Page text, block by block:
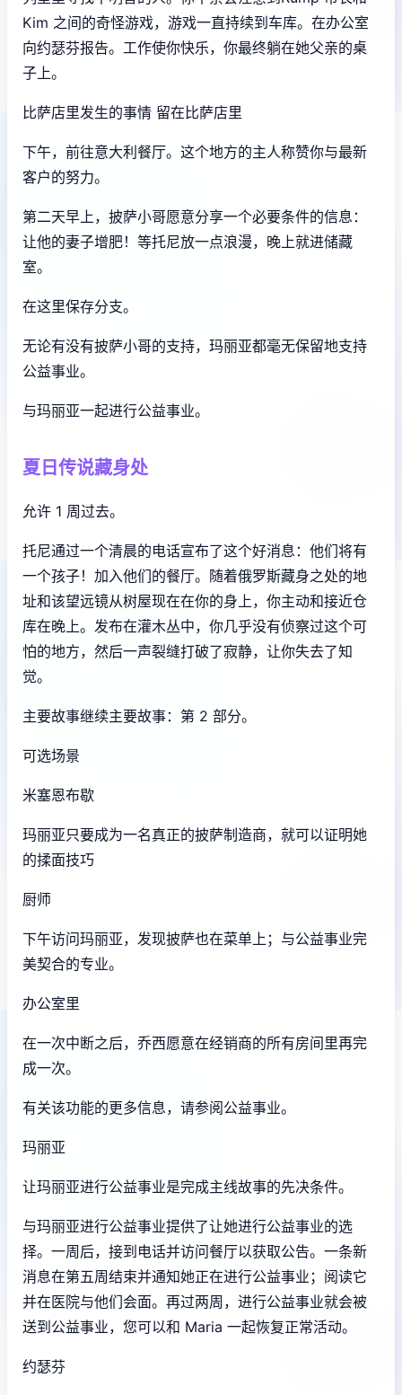
Kim 之间的奇怪游戏，游戏一直持续到车库。在办公室
向约瑟芬报告。工作使你快乐，你最终躺在她父亲的桌
子上。
比萨店里发生的事情 留在比萨店里
下午，前往意大利餐厅。这个地方的主人称赞你与最新
客户的努力。
第二天早上，披萨小哥愿意分享一个必要条件的信息：
让他的妻子增肥！等托尼放一点浪漫，晚上就进储藏
室。
在这里保存分支。
无论有没有披萨小哥的支持，玛丽亚都毫无保留地支持
公益事业。
与玛丽亚一起进行公益事业。
夏日传说藏身处
允许 1 周过去。
托尼通过一个清晨的电话宣布了这个好消息：他们将有
一个孩子！加入他们的餐厅。随着俄罗斯藏身之处的地
址和该望远镜从树屋现在在你的身上，你主动和接近仓
库在晚上。发布在灌木丛中，你几乎没有侦察过这个可
怕的地方，然后一声裂缝打破了寂静，让你失去了知
觉。
主要故事继续主要故事：第 2 部分。
可选场景
米塞恩布歇
玛丽亚只要成为一名真正的披萨制造商，就可以证明她
的揉面技巧
厨师
下午访问玛丽亚，发现披萨也在菜单上；与公益事业完
美契合的专业。
办公室里
在一次中断之后，乔西愿意在经销商的所有房间里再完
成一次。
有关该功能的更多信息，请参阅公益事业。
玛丽亚
让玛丽亚进行公益事业是完成主线故事的先决条件。
与玛丽亚进行公益事业提供了让她进行公益事业的选
择。一周后，接到电话并访问餐厅以获取公告。一条新
消息在第五周结束并通知她正在进行公益事业；阅读它
并在医院与他们会面。再过两周，进行公益事业就会被
送到公益事业，您可以和 Maria 一起恢复正常活动。
约瑟芬